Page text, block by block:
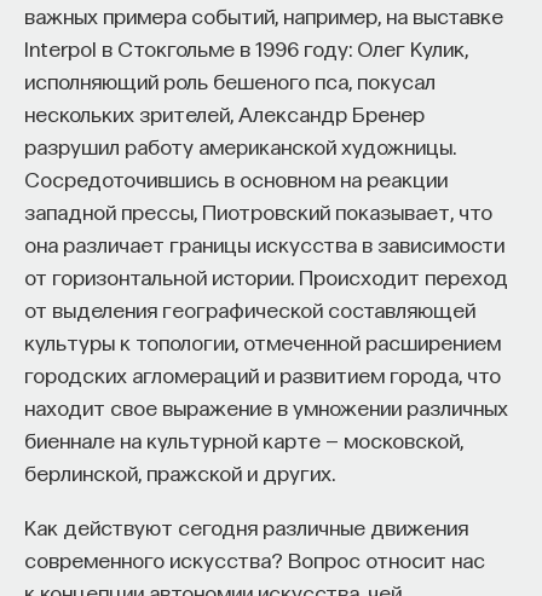
важных примера событий, например, на выставке
Interpol в Стокгольме в 1996 году: Олег Кулик,
исполняющий роль бешеного пса, покусал
нескольких зрителей, Александр Бренер
разрушил работу американской художницы.
Сосредоточившись в основном на реакции
западной прессы, Пиотровский показывает, что
она различает границы искусства в зависимости
от горизонтальной истории. Происходит переход
от выделения географической составляющей
культуры к топологии, отмеченной расширением
городских агломераций и развитием города, что
находит свое выражение в умножении различных
биеннале на культурной карте — московской,
берлинской, пражской и других.
Как действуют сегодня различные движения
современного искусства? Вопрос относит нас